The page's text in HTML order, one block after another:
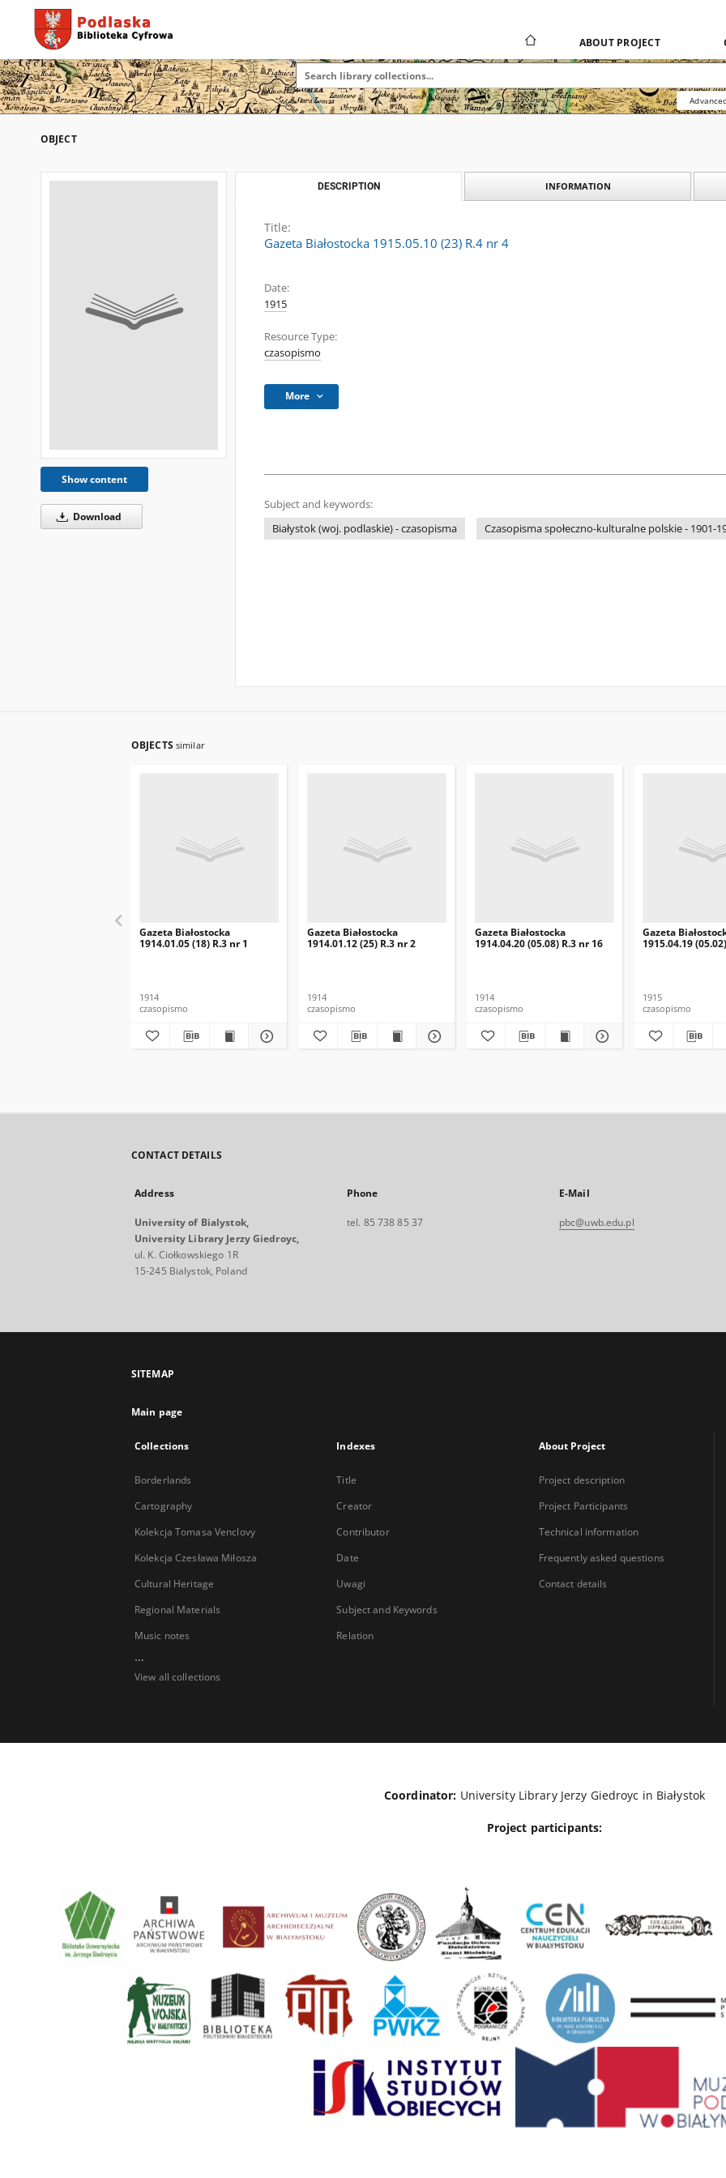
ABOUT PROJECT
OBJECT
Show content
Download
DESCRIPTION INFORMATION
Title:
Gazeta Białostocka 1915.05.10 (23) R.4 nr 4
Date:
1915
Resource Type:
czasopismo
More
Subject and keywords:
Białystok (woj. podlaskie) - czasopisma
Czasopisma społeczno-kulturalne polskie - 1901-
OBJECTS similar
Gazeta Białostocka
1914.01.05 (18) R.3 nr 1
1914
czasopismo
Gazeta Białostocka
1914.01.12 (25) R.3 nr 2
1914
czasopismo
Gazeta Białostocka
1914.04.20 (05.08) R.3 nr 16
1914
czasopismo
Gazeta
1915.04.19
1915
czasopismo
CONTACT DETAILS
Address
University of Bialystok,
University Library Jerzy Giedroyc,
ul. K. Ciołkowskiego 1R
15-245 Bialystok, Poland
Phone
tel. 85 738 85 37
E-Mail
pbc@uwb.edu.pl
SITEMAP
Main page
Collections
Borderlands
Cartography
Kolekcja Tomasa Venclovy
Kolekcja Czesława Miłosza
Cultural Heritage
Regional Materials
Music notes
...
View all collections
Indexes
Title
Creator
Contributor
Date
Uwagi
Subject and Keywords
Relation
About Project
Project description
Project Participants
Technical information
Frequently asked questions
Contact details
Coordinator: University Library Jerzy Giedroyc in Białystok
Project participants: